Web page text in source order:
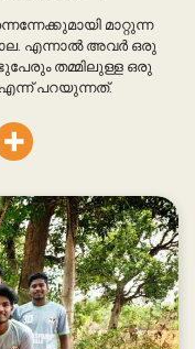
മാറ്റുന്ന
എന്നാൽ അവർ ഒരു
തമ്മിലുള്ള ഒരു
പറയുന്നത്.